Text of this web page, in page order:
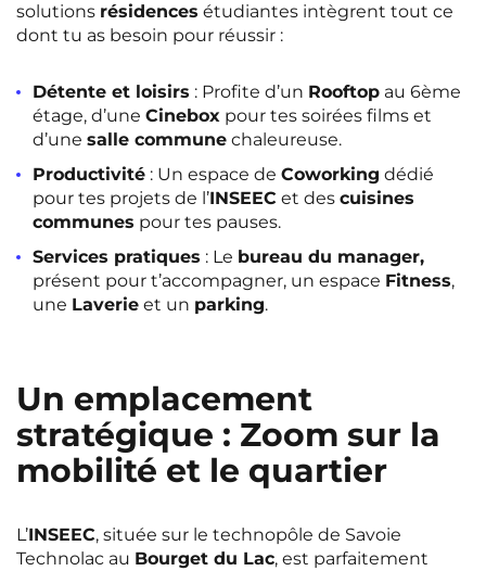
solutions résidences étudiantes intègrent tout ce
dont tu as besoin pour réussir :
Détente et loisirs : Profite d’un Rooftop au 6ème
étage, d’une Cinebox pour tes soirées films et
d’une salle commune chaleureuse.
Productivité : Un espace de Coworking dédié
pour tes projets de l’INSEEC et des cuisines
communes pour tes pauses.
Services pratiques : Le bureau du manager,
présent pour t’accompagner, un espace Fitness,
une Laverie et un parking.
Un emplacement
stratégique : Zoom sur la
mobilité et le quartier
L’INSEEC, située sur le technopôle de Savoie
Technolac au Bourget du Lac, est parfaitement